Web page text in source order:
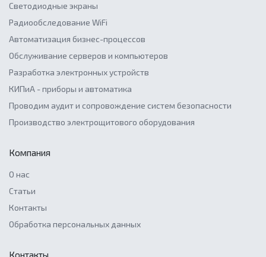
Светодиодные экраны
Радиообследование WiFi
Автоматизация бизнес-процессов
Обслуживание серверов и компьютеров
Разработка электронных устройств
КИПиА - приборы и автоматика
Проводим аудит и сопровождение систем безопасности
Производство электрощитового оборудования
Компания
О нас
Статьи
Контакты
Обработка персональных данных
Контакты